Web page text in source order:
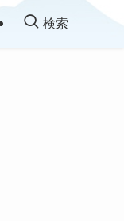
検索